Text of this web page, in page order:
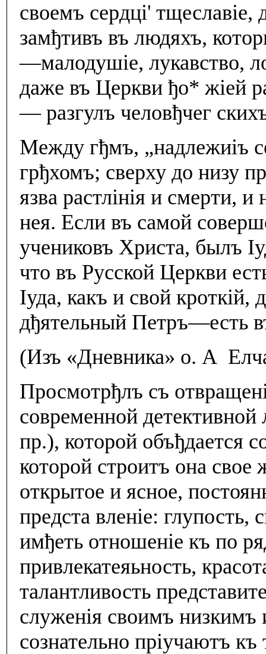
своемъ сердцi' тщеславiе,
замђтивъ въ людяхъ,
—малодушiе, лукавство,
даже въ Церкви ђо* жiей
— разгулъ человђчег
Между гђмъ, „надлежиiъ
грђхомъ; сверху до низу
язва растлiнiя и смерти, и
нея. Если въ самой
учениковъ Христа, былъ
что въ Русской Церкви
Iуда, какъ и свой
дђятельный Петръ—есть
(Изъ «Дневника» о. А
Просмотрђлъ съ
современной
пр.), которой объђдается
которой строитъ она
открытое и ясное,
предста вленiе: глупость,
имђеть отношенiе къ по
привлекатеяьность,
талантливость
служенiя своимъ низкимъ
сознательно прiучаютъ